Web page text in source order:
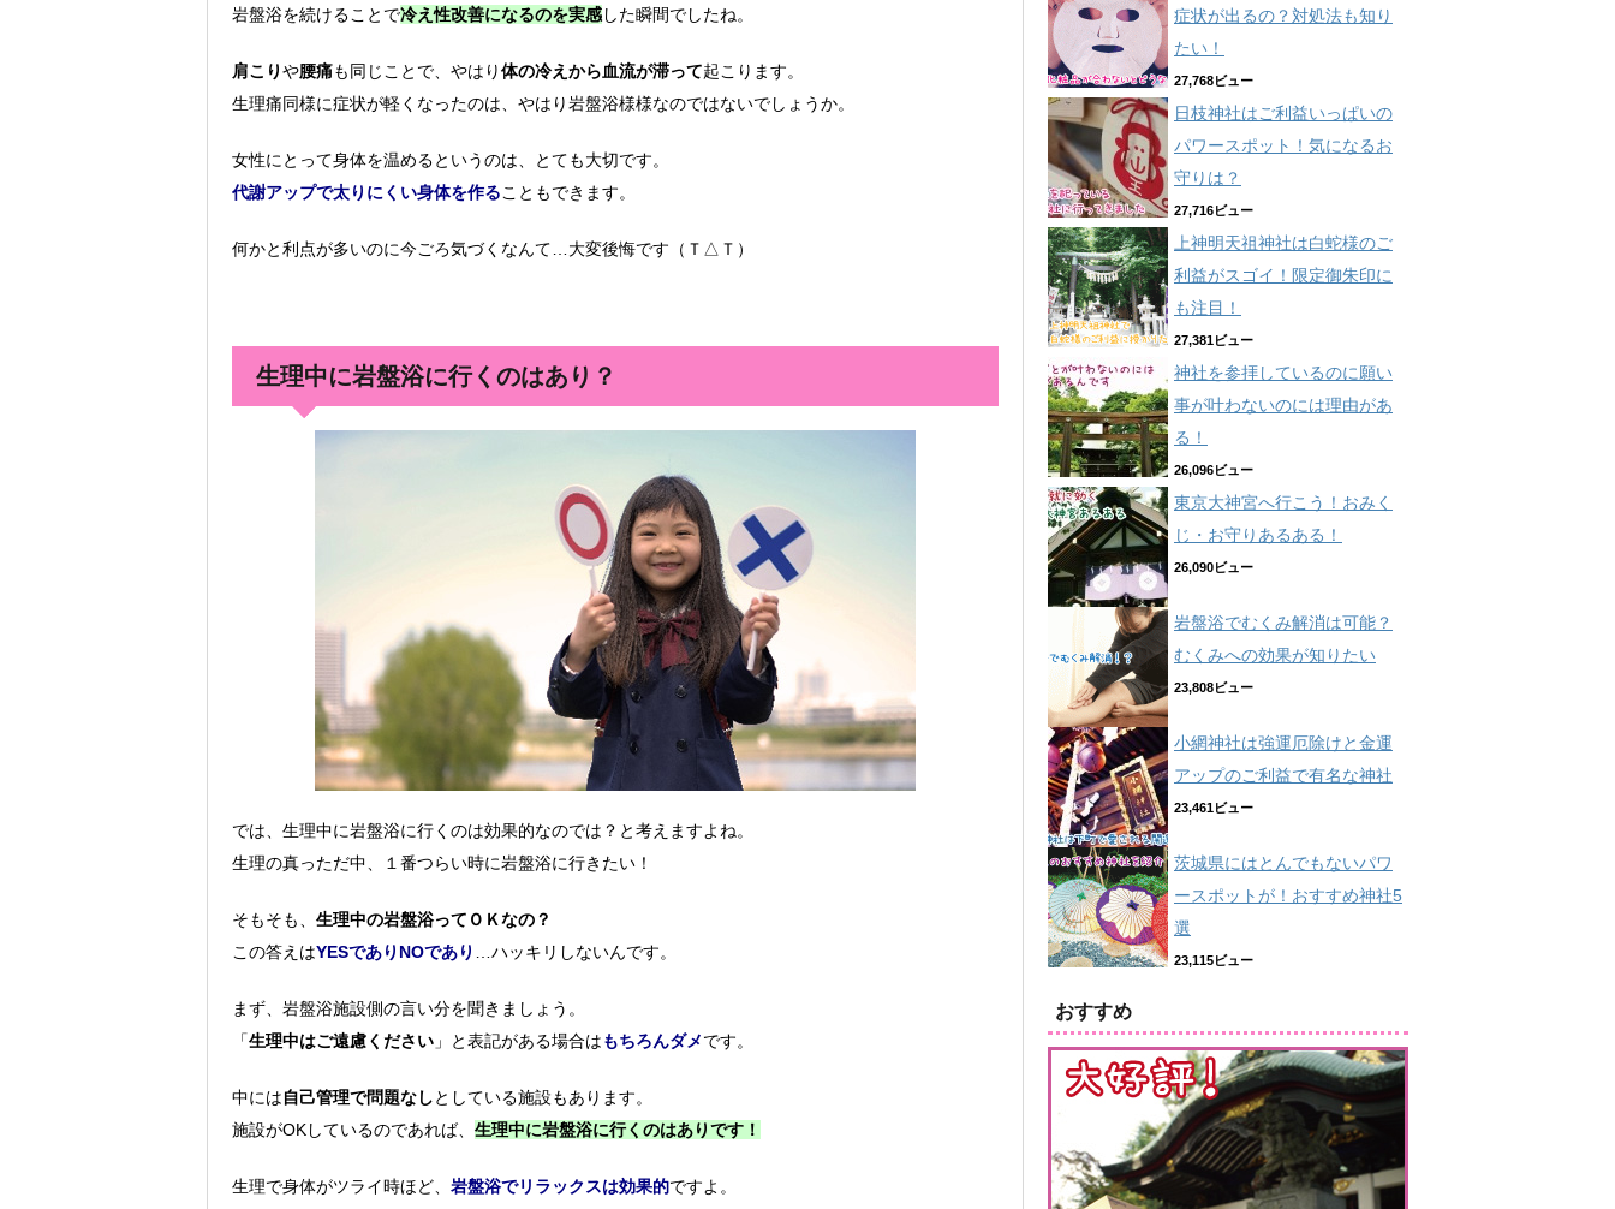
岩盤浴を続けることで冷え性改善になるのを実感した瞬間でしたね。
肩こりや腰痛も同じことで、やはり体の冷えから血流が滞って起こります。
生理痛同様に症状が軽くなったのは、やはり岩盤浴様様なのではないでしょうか。
女性にとって身体を温めるというのは、とても大切です。
代謝アップで太りにくい身体を作ることもできます。
何かと利点が多いのに今ごろ気づくなんて…大変後悔です（Ｔ△Ｔ）
生理中に岩盤浴に行くのはあり？
では、生理中に岩盤浴に行くのは効果的なのでは？と考えますよね。
生理の真っただ中、１番つらい時に岩盤浴に行きたい！
そもそも、 生理中の岩盤浴ってＯＫなの？
この答えはYESでありNOであり …ハッキリしないんです。
まず、岩盤浴施設側の言い分を聞きましょう。
「生理中はご遠慮ください 」と表記がある場合はもちろんダメです。
中には自己管理で問題なしとしている施設もあります。
施設がOKしているのであれば、 生理中に岩盤浴に行くのはありです！
生理で身体がツライ時ほど、 岩盤浴でリラックスは効果的ですよ。
症状が出るの？対処法も知り
たい！
27,768ビュー
日枝神社はご利益いっぱいの
パワースポット！気になるお
守りは？
27,716ビュー
上神明天祖神社は白蛇様のご
利益がスゴイ！限定御朱印に
も注目！
27,381ビュー
神社を参拝しているのに願い
事が叶わないのには理由があ
る！
26,096ビュー
東京大神宮へ行こう！おみく
じ・お守りあるある！
26,090ビュー
岩盤浴でむくみ解消は可能？
むくみへの効果が知りたい
23,808ビュー
小網神社は強運厄除けと金運
アップのご利益で有名な神社
23,461ビュー
茨城県にはとんでもないパワ
ースポットが！おすすめ神社5
選
23,115ビュー
おすすめ